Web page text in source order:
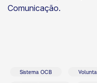
Comunicação.
Sistema OCB